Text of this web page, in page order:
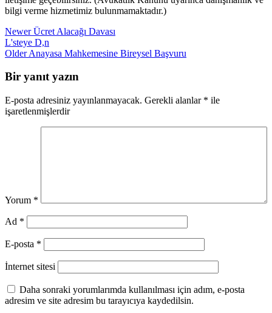
bilgi verme hizmetimiz bulunmamaktadır.)
Newer Ücret Alacağı Davası
L'steye D,n
Older Anayasa Mahkemesine Bireysel Başvuru
Bir yanıt yazın
E-posta adresiniz yayınlanmayacak. Gerekli alanlar * ile
işaretlenmişlerdir
Yorum *
Ad *
E-posta *
İnternet sitesi
Daha sonraki yorumlarımda kullanılması için adım, e-posta
adresim ve site adresim bu tarayıcıya kaydedilsin.